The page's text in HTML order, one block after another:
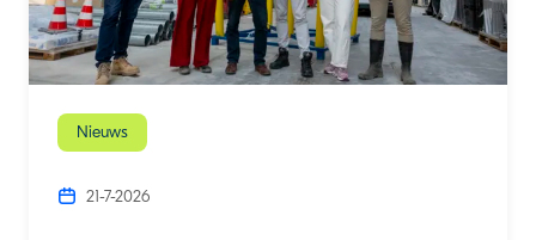
Nieuws
21-7-2026